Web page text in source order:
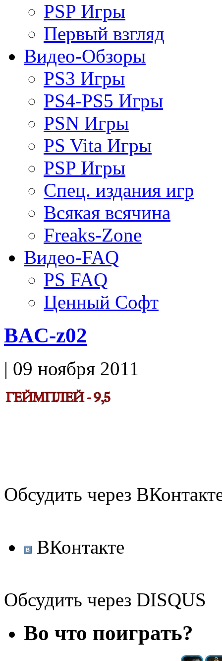
PSP Игры
Первый взгляд
Видео-Обзоры
PS3 Игры
PS4-PS5 Игры
PSN Игры
PS Vita Игры
PSP Игры
Спец. издания игр
Всякая всячина
Freaks-Zone
Видео-FAQ
PS FAQ
Ценный Софт
BAC-z02
| 09 ноября 2011
Обсудить через
ВКонтакте
Обсудить через DISQUS
Во что поиграть?